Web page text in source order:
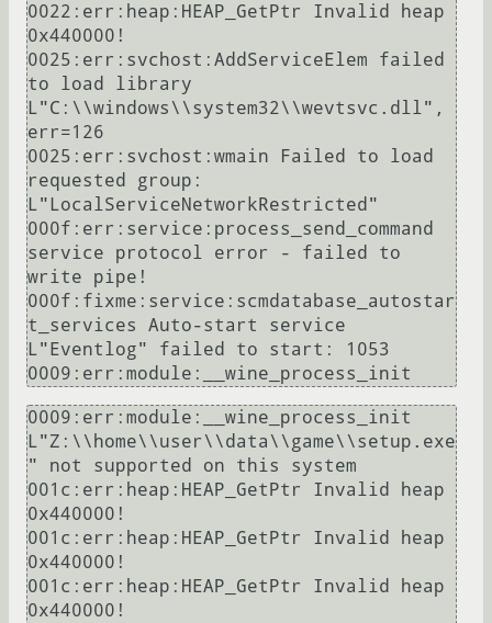
0022:err:heap:HEAP_GetPtr Invalid heap
0x440000!
0025:err:svchost:AddServiceElem failed
to load library
L"C:\\windows\\system32\\wevtsvc.dll",
err=126
0025:err:svchost:wmain Failed to load
requested group:
L"LocalServiceNetworkRestricted"
000f:err:service:process_send_command
service protocol error - failed to
write pipe!
000f:fixme:service:scmdatabase_autostar
t_services Auto-start service
L"Eventlog" failed to start: 1053
0009:err:module:__wine_process_init
L"Z:\\home\\user\\data\\game\\setup.exe
" not supported on this system
001c:err:heap:HEAP_GetPtr Invalid heap
0x440000!
001c:err:heap:HEAP_GetPtr Invalid heap
0x440000!
001c:err:heap:HEAP_GetPtr Invalid heap
0x440000!